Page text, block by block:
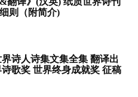
则（附简介)
诗人诗集文集全集 翻译出
歌奖 世界终身成就奖 征稿